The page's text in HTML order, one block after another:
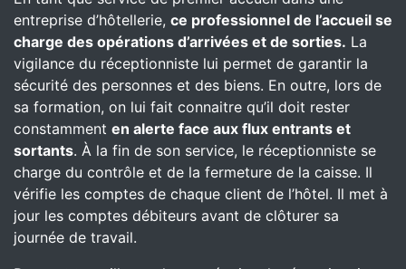
entreprise d’hôtellerie, ce professionnel de l’accueil se
charge des opérations d’arrivées et de sorties. La
vigilance du réceptionniste lui permet de garantir la
sécurité des personnes et des biens. En outre, lors de
sa formation, on lui fait connaitre qu’il doit rester
constamment en alerte face aux flux entrants et
sortants. À la fin de son service, le réceptionniste se
charge du contrôle et de la fermeture de la caisse. Il
vérifie les comptes de chaque client de l’hôtel. Il met à
jour les comptes débiteurs avant de clôturer sa
journée de travail.